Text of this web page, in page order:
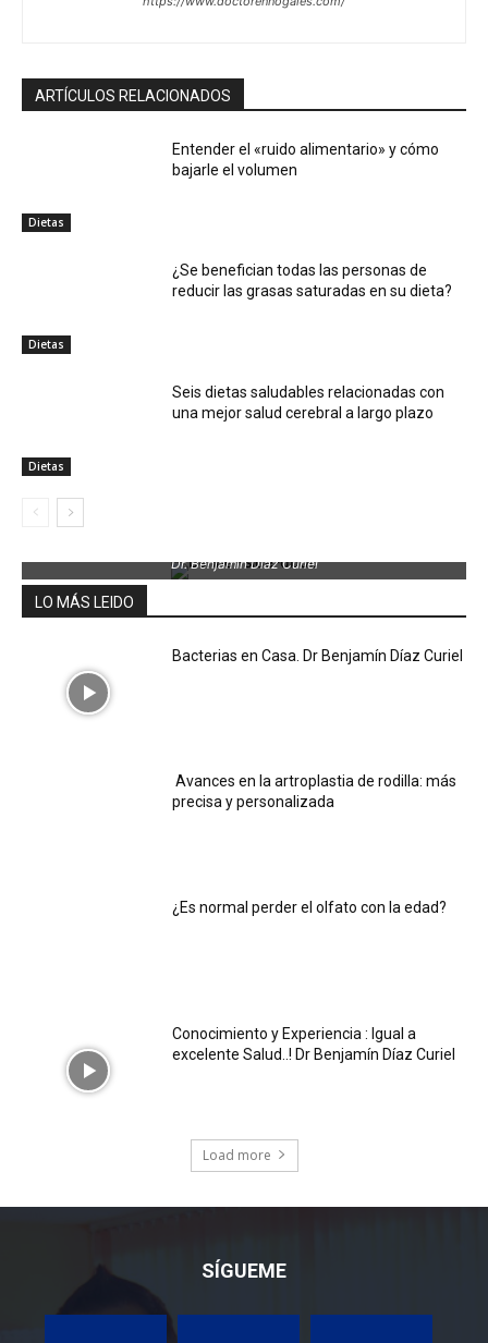
ARTÍCULOS RELACIONADOS
Dietas
Entender el «ruido alimentario» y cómo
bajarle el volumen
Dietas
¿Se benefician todas las personas de
reducir las grasas saturadas en su dieta?
Dietas
Seis dietas saludables relacionadas con
una mejor salud cerebral a largo plazo
Dr. Benjamin Díaz Curiel
LO MÁS LEIDO
Bacterias en Casa. Dr Benjamín Díaz Curiel
Avances en la artroplastia de rodilla: más
precisa y personalizada
¿Es normal perder el olfato con la edad?
Conocimiento y Experiencia : Igual a
excelente Salud..! Dr Benjamín Díaz Curiel
Load more
SÍGUEME